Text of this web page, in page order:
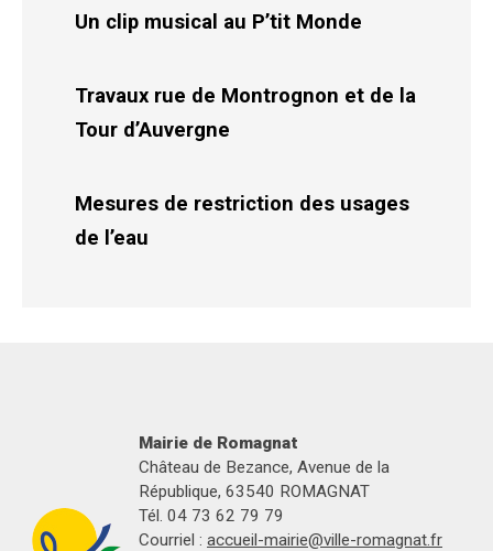
Un clip musical au P’tit Monde
Travaux rue de Montrognon et de la
Tour d’Auvergne
Mesures de restriction des usages
de l’eau
Mairie de Romagnat
Château de Bezance, Avenue de la
République, 63540 ROMAGNAT
Tél. 04 73 62 79 79
Courriel : accueil-mairie@ville-romagnat.fr